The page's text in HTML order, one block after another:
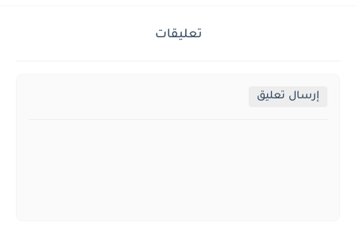
تعليقات
إرسال تعليق